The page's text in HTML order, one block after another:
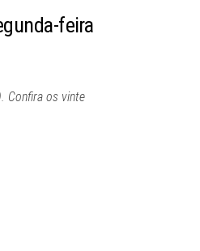
feira
Confira os vinte